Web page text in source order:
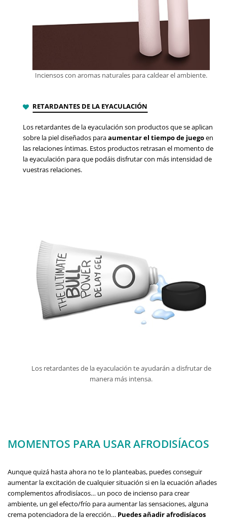
Inciensos con aromas naturales para caldear el ambiente.
RETARDANTES DE LA EYACULACIÓN
Los retardantes de la eyaculación son productos que se aplican
sobre la piel diseñados paraaumentar el tiempo de juegoen
las relaciones íntimas. Estos productos retrasan el momento de
la eyaculación para que podáis disfrutar con más intensidad de
vuestras relaciones.
Los retardantes de la eyaculación te ayudarán a disfrutar de
manera más intensa.
MOMENTOS PARA USAR AFRODISÍACOS
Aunque quizá hasta ahora no te lo planteabas, puedes conseguir
aumentar la excitación de cualquier situación si en la ecuación añades
complementos afrodisíacos… un poco de incienso para crear
ambiente, un gel efecto/frío para aumentar las sensaciones, alguna
crema potenciadora de la erección… Puedes añadir afrodisíacos